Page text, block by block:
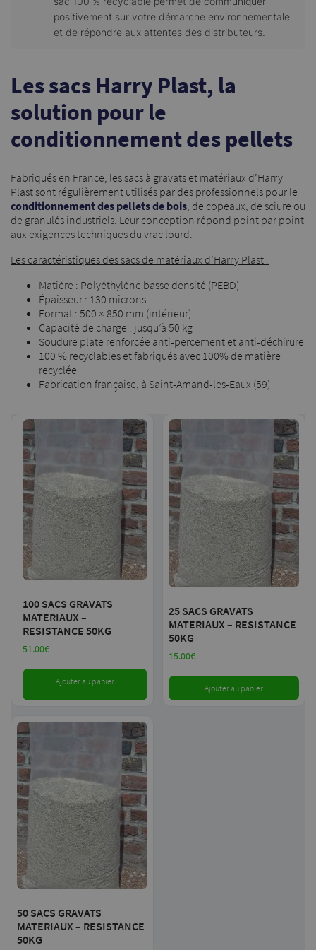
positivement sur votre démarche environnementale
et de répondre aux attentes des distributeurs.
Les sacs Harry Plast, la
solution pour le
conditionnement des pellets
Fabriqués en France, les sacs à gravats et matériaux d’Harry
Plast sont régulièrement utilisés par des professionnels pour le
conditionnement des pellets de bois , de copeaux, de sciure ou
de granulés industriels. Leur conception répond point par point
aux exigences techniques du vrac lourd.
Les caractéristiques des sacs de matériaux d’Harry Plast :
Matière : Polyéthylène basse densité (PEBD)
Épaisseur : 130 microns
Format : 500 × 850 mm (intérieur)
Capacité de charge : jusqu’à 50 kg
Soudure plate renforcée anti-percement et anti-déchirure
100 % recyclables et fabriqués avec 100% de matière
recyclée
Fabrication française, à Saint-Amand-les-Eaux (59)
100 SACS GRAVATS
MATERIAUX –
RESISTANCE 50KG
51.00€
Ajouter au panier
25 SACS GRAVATS
MATERIAUX – RESISTANCE
50KG
15.00€
Ajouter au panier
50 SACS GRAVATS
MATERIAUX – RESISTANCE
50KG